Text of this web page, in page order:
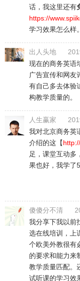
话，我这里还有
https://
学习效果怎么样。
出人头地
现在的商务英语
广告宣传和网友
有自己多去体验
构教学质量的。
人生赢家
我对北京商务英
介绍的这【
足，课堂互动多
果也好，我学了
傻傻分不清
我分享下我以前
选在线培训，上
个欧美外教很有
的要求和能力来
教学质量匹配。
试听课的学习效